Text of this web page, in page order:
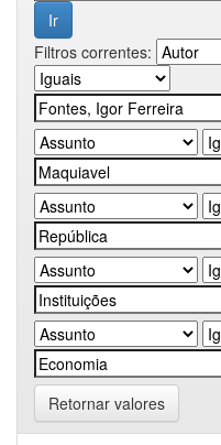
Filtros correntes:
Retornar valores